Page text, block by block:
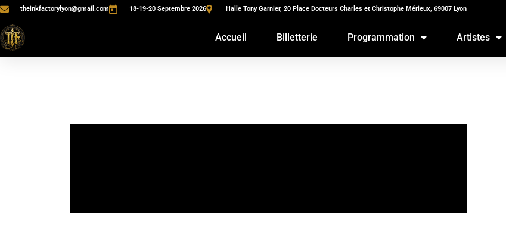
theinkfactorylyon@gmail.com 18-19-20 Septembre 2026 Halle Tony Garnier, 20 Place Docteurs Charles et Christophe Mérieux, 69007 Lyon
Accueil Billetterie Programmation Artistes